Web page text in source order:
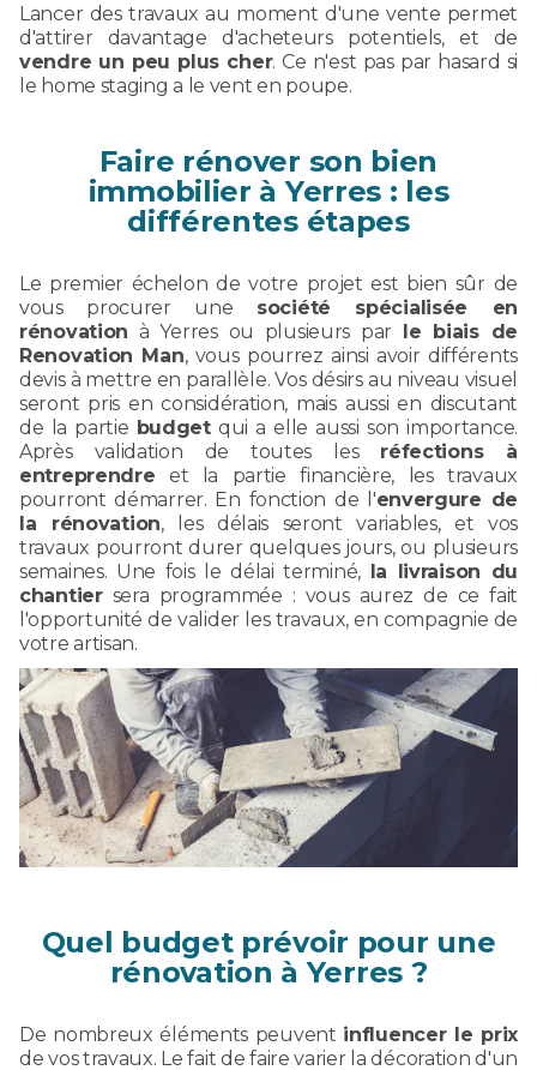
Lancer des travaux au moment d'une vente permet
d'attirer davantage d'acheteurs potentiels, et de
vendre un peu plus cher. Ce n'est pas par hasard si
le home staging a le vent en poupe.
Faire rénover son bien
immobilier à Yerres : les
différentes étapes
Le premier échelon de votre projet est bien sûr de
vous procurer une société spécialisée en
rénovation à Yerres ou plusieurs par le biais de
Renovation Man, vous pourrez ainsi avoir différents
devis à mettre en parallèle. Vos désirs au niveau visuel
seront pris en considération, mais aussi en discutant
de la partie budgetqui a elle aussi son importance.
Après validation de toutes les réfections à
entreprendre et la partie financière, les travaux
pourront démarrer. En fonction de l'envergure de
la rénovation, les délais seront variables, et vos
travaux pourront durer quelques jours, ou plusieurs
semaines. Une fois le délai terminé, la livraison du
chantiersera programmée : vous aurez de ce fait
l'opportunité de valider les travaux, en compagnie de
votre artisan.
Quel budget prévoir pour une
rénovation à Yerres ?
De nombreux éléments peuvent influencer le prix
de vos travaux. Le fait de faire varier la décoration d'un